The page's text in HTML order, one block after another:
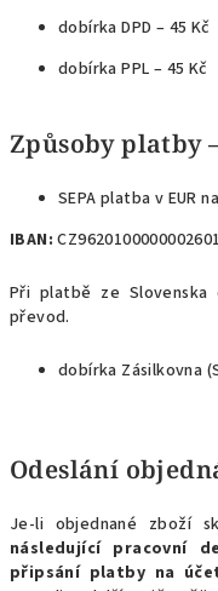
dobírka DPD – 45 Kč
dobírka PPL – 45 Kč
Způsoby platby
SEPA platba v EUR
IBAN:
Při platbě ze Slovenska
převod.
dobírka Zásilkovna
Odeslání
Je-li objednané zboží
následující pracovní
připsání platby na